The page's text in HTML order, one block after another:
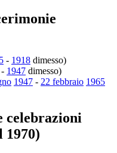
- 1918 dimesso)
- 1947 dimesso)
1947 - 22 febbraio 1965
celebrazioni